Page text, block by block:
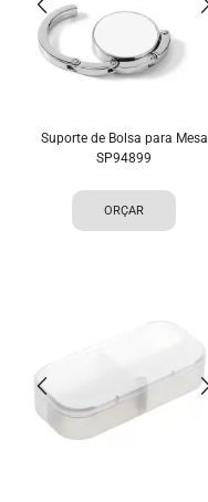
Suporte de Bolsa para Mesa
SP94899
ORÇAR